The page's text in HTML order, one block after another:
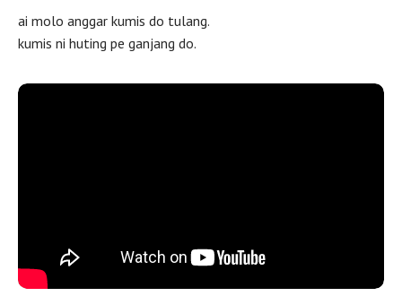
ai molo anggar kumis do tulang.
kumis ni huting pe ganjang do.